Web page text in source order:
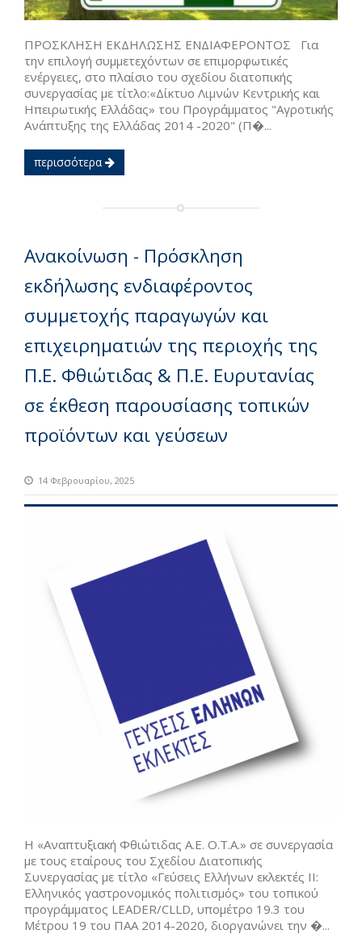
ΠΡΟΣΚΛΗΣΗ ΕΚΔΗΛΩΣΗΣ ΕΝΔΙΑΦΕΡΟΝΤΟΣ Για
την επιλογή συμμετεχόντων σε επιμορφωτικές
ενέργειες, στο πλαίσιο του σχεδίου διατοπικής
συνεργασίας με τίτλο:«Δίκτυο Λιμνών Κεντρικής και
Ηπειρωτικής Ελλάδας» του Προγράμματος "Αγροτικής
Ανάπτυξης της Ελλάδας 2014 -2020" (Π�...
περισσότερα
Ανακοίνωση - Πρόσκληση
εκδήλωσης ενδιαφέροντος
συμμετοχής παραγωγών και
επιχειρηματιών της περιοχής της
Π.Ε. Φθιώτιδας & Π.Ε. Ευρυτανίας
σε έκθεση παρουσίασης τοπικών
προϊόντων και γεύσεων
14 Φεβρουαρίου, 2025
Η «Αναπτυξιακή Φθιώτιδας Α.Ε. Ο.Τ.Α.» σε συνεργασία
με τους εταίρους του Σχεδίου Διατοπικής
Συνεργασίας με τίτλο «Γεύσεις Ελλήνων εκλεκτές ΙΙ:
Ελληνικός γαστρονομικός πολιτισμός» του τοπικού
προγράμματος LEADER/CLLD, υπομέτρο 19.3 του
Μέτρου 19 του ΠΑΑ 2014-2020, διοργανώνει την �...